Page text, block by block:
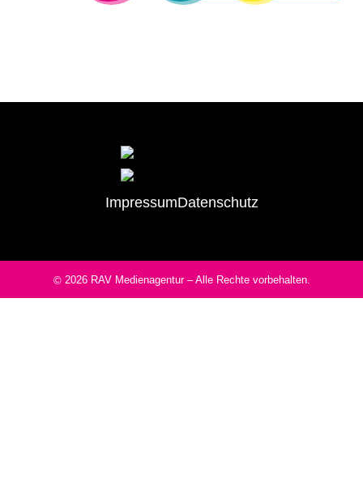
ImpressumDatenschutz
©2026 RAV Medienagentur– Alle Rechte vorbehalten.